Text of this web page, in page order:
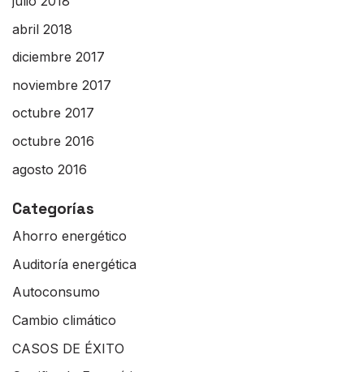
abril 2018
diciembre 2017
noviembre 2017
octubre 2017
octubre 2016
agosto 2016
Categorías
Ahorro energético
Auditoría energética
Autoconsumo
Cambio climático
CASOS DE ÉXITO